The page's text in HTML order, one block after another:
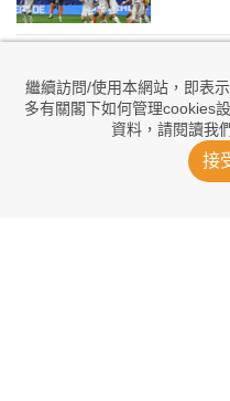
繼續訪問/使用本網站，即表
多有關閣下如何管理cookies
資料，請閱讀我
接
2026/08/01
貝安德
2026/07/